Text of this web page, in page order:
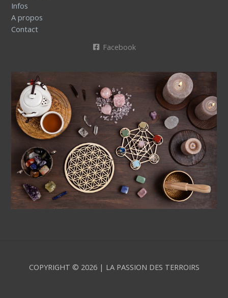
Infos
A propos
Contact
Facebook
COPYRIGHT © 2026 | LA PASSION DES TERROIRS